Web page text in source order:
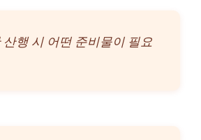
산행 시 어떤 준비물이 필요